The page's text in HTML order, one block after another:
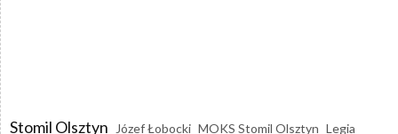
Stomil Olsztyn Józef Łobocki MOKS Stomil Olsztyn Legia